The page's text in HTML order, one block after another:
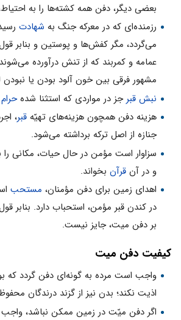
بعضی دیگر، دفن همه‌ کشته‌ها را به
رزمنده‌ای که در معرکه جنگ به شهادت
می‌گردد، مگر کفش‌ها و پوستین و بنابر
عمامه و کمربند که از‌ تنش درآورده
مشهور فرقی بین خون آلود بودن یا
نبش قبرجز در مواردی که استثنا شدهحرام
هزینه دفن همچون هزینه‌های تهیّه‌ قبر،
جنازه از اصل ترکه برداشته می‌شود.
سزاوار است مؤمن در حال حیات، مکانی را
و در آن قرآنبخواند.
اهدای زمین برای دفن مؤمنان، مستحب
در کندن قبر مؤمن، استحباب دارد. بنابر
بر دفن میت، جایز نیست.
کیفیت دفن میت
واجب است مرده به گونه‌ای دفن گردد که
اذیت نکند؛ بدن نیز از گزند درندگان
اگر دفن میّت در زمین ممکن نباشد،